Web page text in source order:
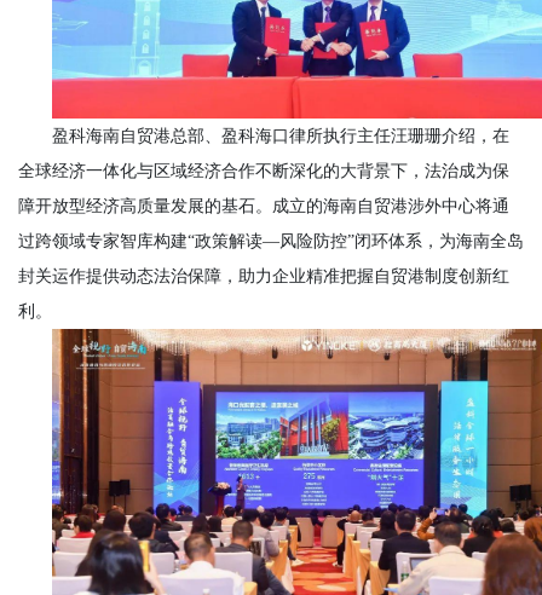
盈科海南自贸港总部、盈科海口律所执行主任汪珊珊介绍，在
全球经济一体化与区域经济合作不断深化的大背景下，法治成为保
障开放型经济高质量发展的基石。成立的海南自贸港涉外中心将通
过跨领域专家智库构建“政策解读—风险防控”闭环体系，为海南全岛
封关运作提供动态法治保障，助力企业精准把握自贸港制度创新红
利。